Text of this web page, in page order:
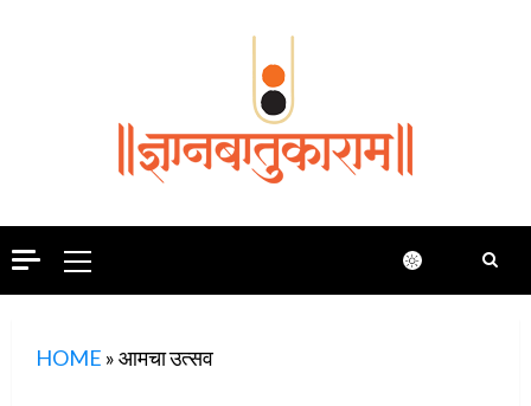
Primary
Menu
HOME »आमचा उत्सव